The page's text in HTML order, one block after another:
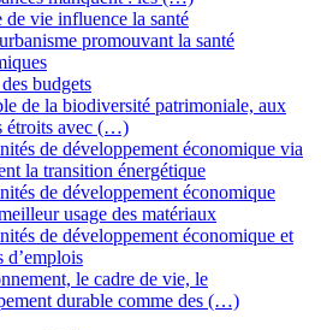
de vie influence la santé
promouvant la santé
budgets
de la biodiversité patrimoniale, aux
étroits avec (…)
de développement économique via
la transition énergétique
de développement économique
usage des matériaux
de développement économique et
d’emplois
le cadre de vie, le
durable comme des (…)